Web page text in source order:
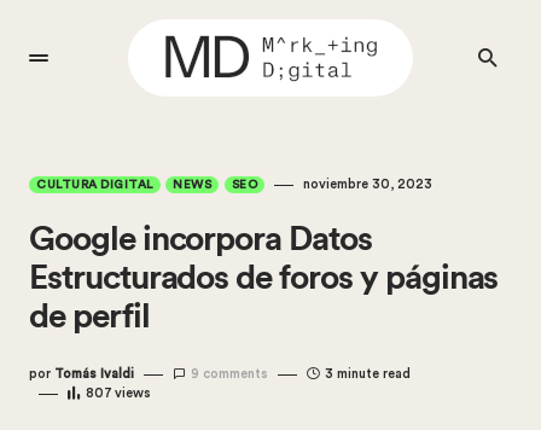
CULTURA DIGITAL NEWS SEO noviembre 30, 2023
Google incorpora Datos
Estructurados de foros y páginas
de perfil
por Tomás Ivaldi 9 comments
3 minute read
807 views